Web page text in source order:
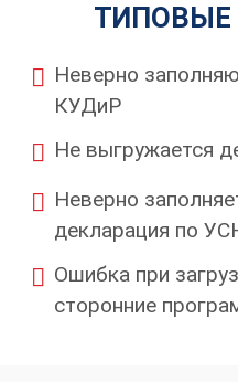
Неверно
КУДиР
Не выгружается
Неверно
декларация по
Ошибка при
сторонние